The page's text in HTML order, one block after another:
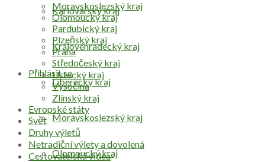
Přihlásit se
Karlovarský kraj
Královéhradecký kraj
Liberecký kraj
Moravskoslezský kraj
Olomoucký kraj
Moravskoslezský kraj
Olomoucký kraj
Pardubický kraj
Plzeňský kraj
Praha
Středočeský kraj
Ústecký kraj
Vysočina
Zlínský kraj
Evropské státy
Svět
Druhy výletů
Netradiční výlety a dovolená
Cestovatelská videa